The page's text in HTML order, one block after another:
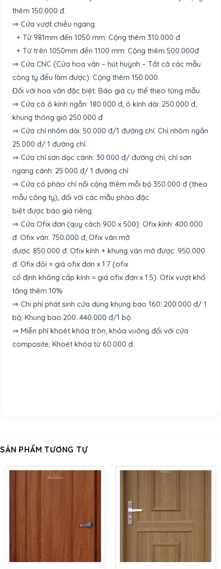
thêm 150.000 đ.
⇒ Cửa vượt chiều ngang:
+ Từ 981mm đến 1050 mm: Cộng thêm 310.000 đ
+ Từ trên 1050mm đền 1100 mm: Cộng thêm 500.000đ
⇒ Cửa CNC (Cửa hoa văn – hút huỳnh – Tất cả các mẫu
công ty đều làm được): Cộng thêm 150.000.
Đối với hoa văn đặc biệt: Báo giá cụ thể theo từng mẫu.
⇒ Cửa có ô kính ngắn: 180.000 đ, ô kính dài: 250.000 đ,
khung thông gió 250.000 đ
⇒ Cửa chỉ nhôm dài: 50.000 đ/1 đường chỉ. Chỉ nhôm ngắn
25.000 đ/ 1 đường chỉ.
⇒ Cửa chỉ sơn dọc cánh: 30.000 đ/ đường chỉ, chỉ sơn
ngang cánh: 25.000 đ/ 1 đường chỉ
⇒ Cửa có phào chỉ nổi cộng thêm mỗi bộ 350.000 đ (theo
mẫu công ty), đối với các mẫu phào đặc
biệt được báo giá riêng.
⇒ Cửa Ofix đơn (quy cách 900 x 500): Ofix kính: 400.000
đ. Ofix ván: 750.000 đ, Ofix ván mở
được: 850.000 đ. Ofix kính + khung ván mở được: 950.000
đ. Ofix đôi = giá ofix đơn x 1.7 (ofix
cố định không cấp kính = giá ofix đơn x 1.5). Ofix vượt khổ
tăng thêm 10%
⇒ Chi phí phát sinh cửa dùng khung bao 160: 200.000 đ/ 1
bộ; Khung bao 200: 440.000 đ/1 bộ.
⇒ Miễn phí khoét khóa tròn, khóa vuông đối với cửa
composite; Khoét khóa từ 60.000 đ.
SẢN PHẨM TƯƠNG TỰ